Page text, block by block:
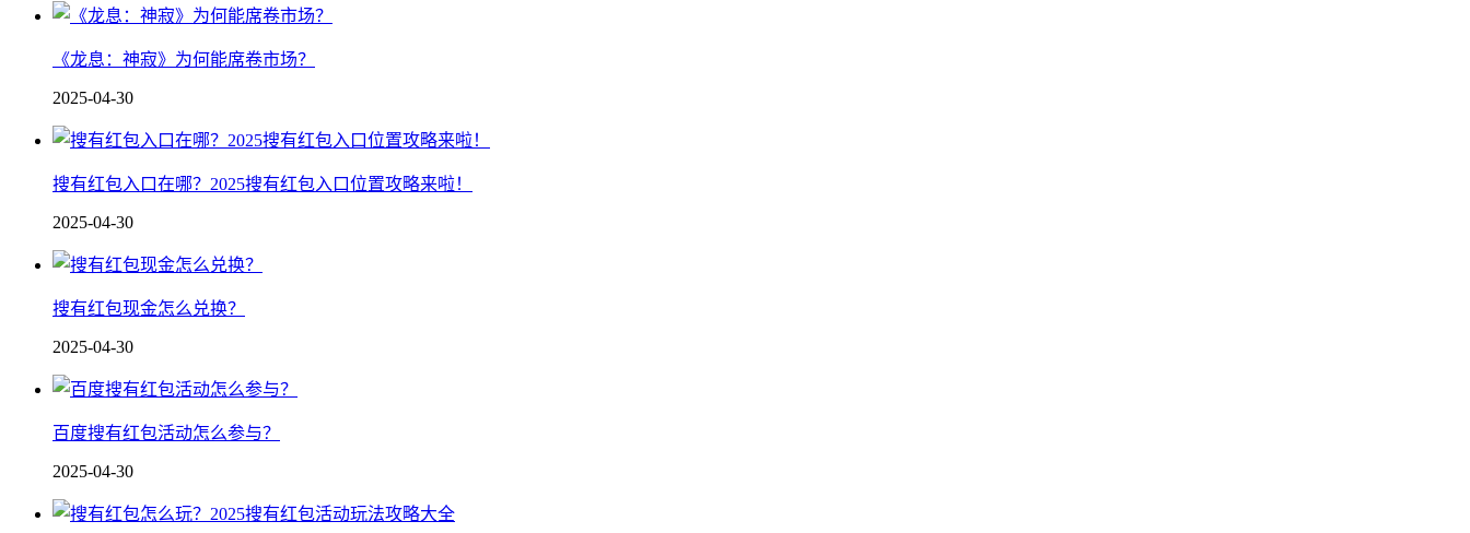
《龙息：神寂》为何能席卷市场？
2025-04-30
搜有红包入口在哪？2025搜有红包入口位置攻略来啦！
2025-04-30
搜有红包现金怎么兑换？
2025-04-30
百度搜有红包活动怎么参与？
2025-04-30